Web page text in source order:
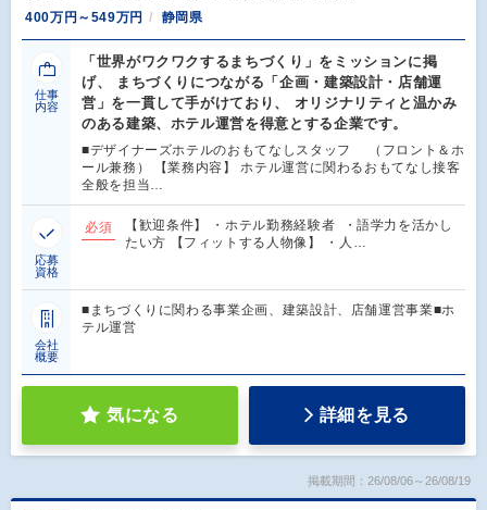
400万円～549万円 静岡県
仕事
内容
「世界がワクワクするまちづくり」をミッションに掲
げ、 まちづくりにつながる「企画・建築設計・店舗運
営」を一貫して手がけており、 オリジナリティと温かみ
のある建築、ホテル運営を得意とする企業です。
■デザイナーズホテルのおもてなしスタッフ （フロント＆ホ
ール兼務） 【業務内容】 ホテル運営に関わるおもてなし接客
全般を担当…
応募
資格
必須
【歓迎条件】 ・ホテル勤務経験者 ・語学力を活かし
たい方 【フィットする人物像】 ・人…
会社
概要
■まちづくりに関わる事業企画、建築設計、店舗運営事業■ホ
テル運営
気になる 詳細を見る
掲載期間：26/08/06～26/08/19